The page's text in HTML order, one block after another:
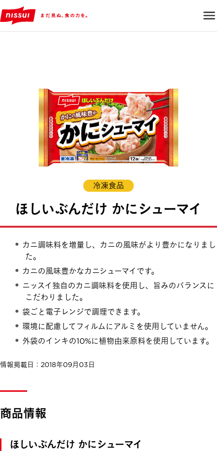
冷凍食品
ほしいぶんだけ かにシューマイ
カニ調味料を増量し、カニの風味がより豊かになりまし
た。
カニの風味豊かなカニシューマイです。
ニッスイ独自のカニ調味料を使用し、旨みのバランスに
こだわりました。
袋ごと電子レンジで調理できます。
環境に配慮してフィルムにアルミを使用していません。
外袋のインキの10%に植物由来原料を使用しています。
情報掲載日：2018年09月03日
商品情報
ほしいぶんだけ かにシューマイ